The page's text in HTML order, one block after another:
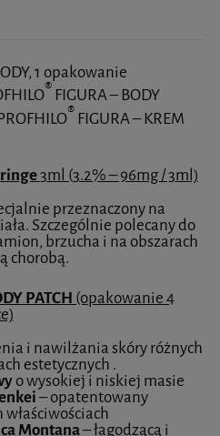
1 opakowanie
®FIGURA – BODY
®FIGURA – KREM
3ml (3.2% – 96mg / 3ml)
przeznaczony na
Szczególnie polecany do
brzucha i na obszarach
chorobą.
PATCH (opakowanie 4
i nawilżania skóry różnych
estetycznych .
o wysokiej i niskiej masie
– opatentowany
Montana– łagodzącą i